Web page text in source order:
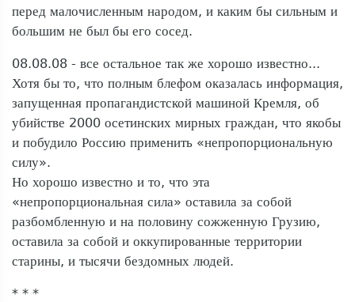
перед малочисленным народом, и каким бы сильным и
большим не был бы его сосед.
08.08.08 - все остальное так же хорошо известно...
Хотя бы то, что полным блефом оказалась информация,
запущенная пропагандистской машиной Кремля, об
убийстве 2000 осетинских мирных граждан, что якобы
и побудило Россию применить «непропорциональную
силу».
Но хорошо известно и то, что эта
«непропорциональная сила» оставила за собой
разбомбленную и на половину сожженную Грузию,
оставила за собой и оккупированные территории
старины, и тысячи бездомных людей.
* * *